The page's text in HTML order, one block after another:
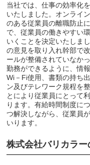
当社では、仕事の効率化
いたしました。オンライ
のある従業員の離職防止
で、従業員の働きやすい
いくことを決定いたしま
の意見を取り入れ幹部で
ールが整備されていなか
勤務ができるように、情
Wi－Fi使用、書類の持ち
ン及びテレワーク規程を
とにより従業員にとって
ります。有給時間制度に
つ解決しながら、従業員
いります。
株式会社バリカラ